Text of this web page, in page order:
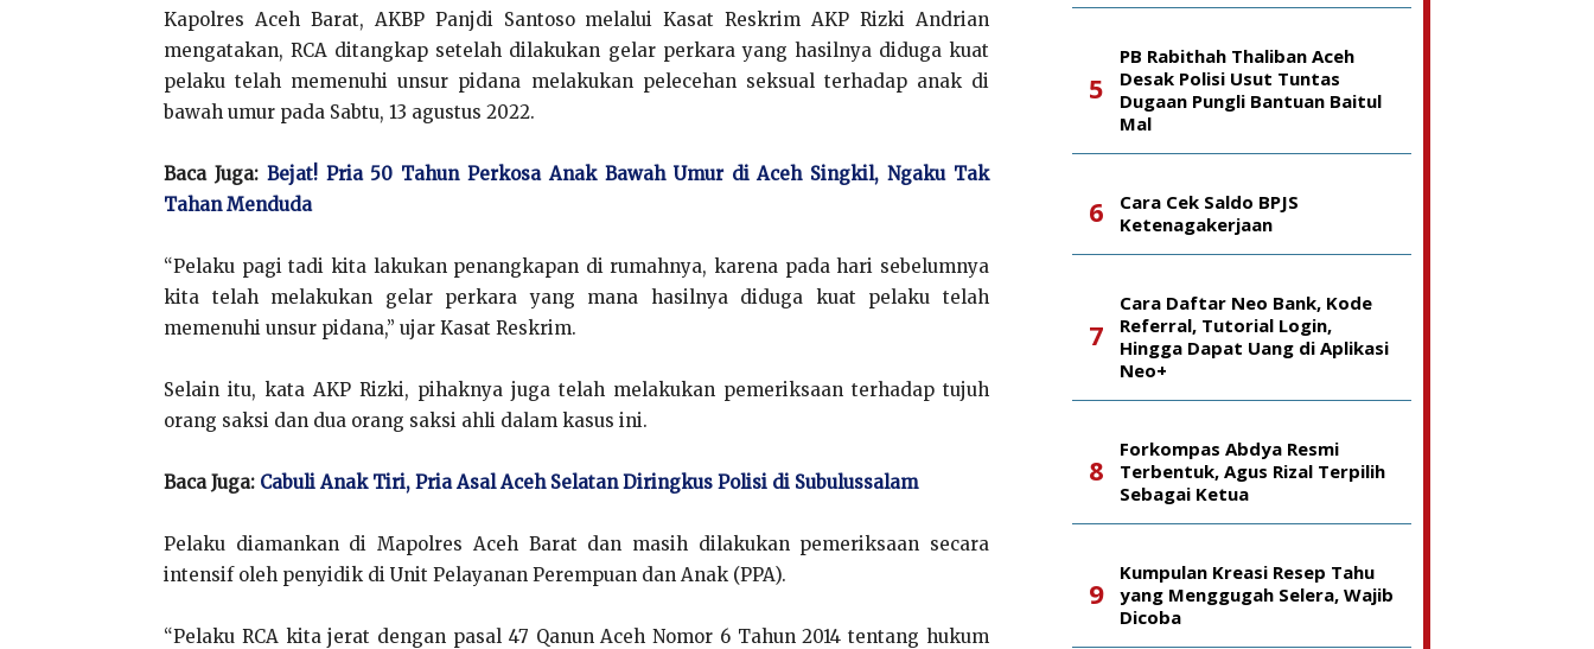
Kapolres Aceh Barat, AKBP Panjdi Santoso melalui Kasat Reskrim AKP Rizki Andrian
mengatakan, RCA ditangkap setelah dilakukan gelar perkara yang hasilnya diduga kuat
pelaku telah memenuhi unsur pidana melakukan pelecehan seksual terhadap anak di
bawah umur pada Sabtu, 13 agustus 2022.
Baca Juga: Bejat! Pria 50 Tahun Perkosa Anak Bawah Umur di Aceh Singkil, Ngaku Tak
Tahan Menduda
“Pelaku pagi tadi kita lakukan penangkapan di rumahnya, karena pada hari sebelumnya
kita telah melakukan gelar perkara yang mana hasilnya diduga kuat pelaku telah
memenuhi unsur pidana,” ujar Kasat Reskrim.
Selain itu, kata AKP Rizki, pihaknya juga telah melakukan pemeriksaan terhadap tujuh
orang saksi dan dua orang saksi ahli dalam kasus ini.
Baca Juga: Cabuli Anak Tiri, Pria Asal Aceh Selatan Diringkus Polisi di Subulussalam
Pelaku diamankan di Mapolres Aceh Barat dan masih dilakukan pemeriksaan secara
intensif oleh penyidik di Unit Pelayanan Perempuan dan Anak (PPA).
“Pelaku RCA kita jerat dengan pasal 47 Qanun Aceh Nomor 6 Tahun 2014 tentang hukum
PB Rabithah Thaliban Aceh
Desak Polisi Usut Tuntas
Dugaan Pungli Bantuan Baitul
Mal
Cara Cek Saldo BPJS
Ketenagakerjaan
Cara Daftar Neo Bank, Kode
Referral, Tutorial Login,
Hingga Dapat Uang di Aplikasi
Neo+
Forkompas Abdya Resmi
Terbentuk, Agus Rizal Terpilih
Sebagai Ketua
Kumpulan Kreasi Resep Tahu
yang Menggugah Selera, Wajib
Dicoba